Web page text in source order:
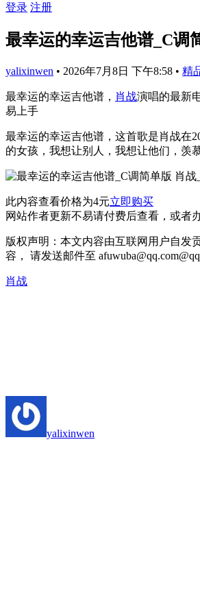
登录 注册
最幸运的幸运吉他谱_C调
yalixinwen • 2026年7月8日 下午8:58 • 精
最幸运的幸运吉他谱， 肖战演唱的最新
易上手
最幸运的幸运吉他谱，这首歌是肖战在
的女孩，我想让别人，我想让他们，羡
此内容查看价格为4元立即购买
网站作者更新不易请付费后查看，或者
版权声明：本文内容由互联网用户自发
容， 请发送邮件至
肖战
yalixinwen